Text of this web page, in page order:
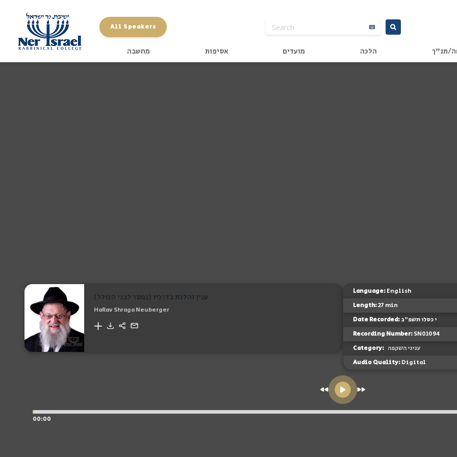
All Speakers
תנ"ך הלכה מועדים אסיפות מחשבה
ענין והלכת בדרכיו (נמסר לבני הכולל)
HaRav Shraga Neuberger
Language:English
Length:27 min
Date Recorded:י כסלו תשפ"ב
Recording Number:SN01094
Category: עניני השקפה
Audio Quality:Digital
00:00